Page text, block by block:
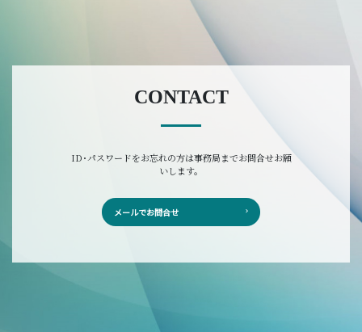
CONTACT
ID･パスワードをお忘れの方は事務局までお問合せお願
いします。
メールでお問合せ